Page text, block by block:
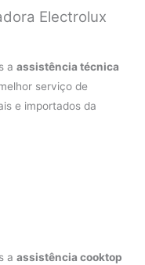
Electrolux
aassistência técnica
serviço de
e importados da
aassistência cooktop